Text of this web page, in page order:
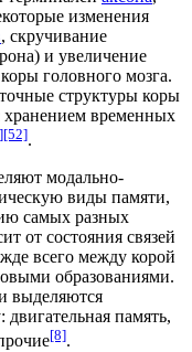
изменения
, скручивание
и увеличение
головного мозга.
структуры коры
хранением временных
[52].
модально-
виды памяти,
самых разных
от состояния связей
всего между корой
образованиями.
выделяются
: двигательная память,
[8].